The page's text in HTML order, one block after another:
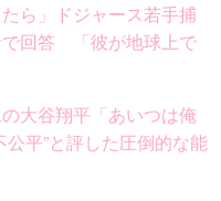
ら」ドジャース若手捕
で回答 「彼が地球上で
大谷翔平「あいつは俺
平”と評した圧倒的な能